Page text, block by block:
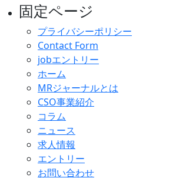
固定ページ
プライバシーポリシー
Contact Form
jobエントリー
ホーム
MRジャーナルとは
CSO事業紹介
コラム
ニュース
求人情報
エントリー
お問い合わせ